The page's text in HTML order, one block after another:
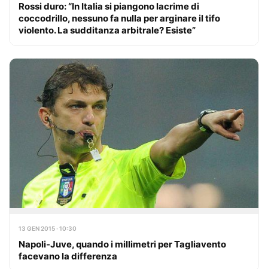
Rossi duro: “In Italia si piangono lacrime di
coccodrillo, nessuno fa nulla per arginare il tifo
violento. La sudditanza arbitrale? Esiste”
13 GEN 2015 · 10:30
Napoli-Juve, quando i millimetri per Tagliavento
facevano la differenza